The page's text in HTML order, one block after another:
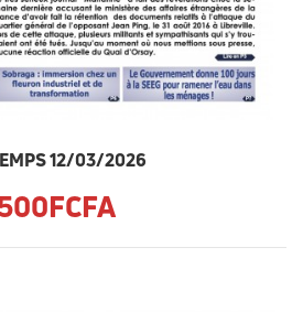
12/03/2026